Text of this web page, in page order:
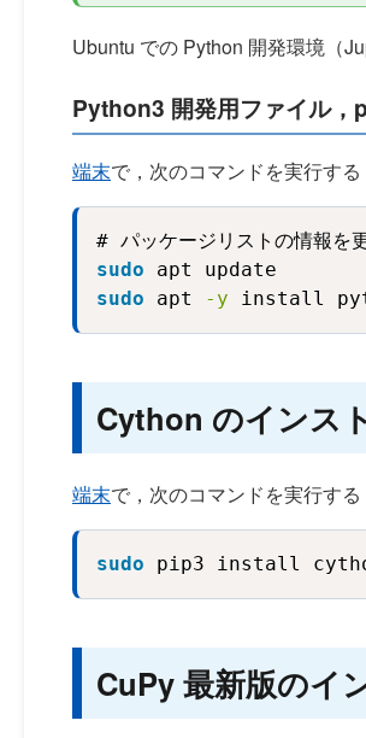
Ubuntu での Python 開発環境（
Python3 開発用ファイル
端末で，次のコマンドを実行する
sudo apt update
sudo apt -y install
Cython のインス
端末で，次のコマンドを実行する
sudo pip3 install
CuPy 最新版のイ